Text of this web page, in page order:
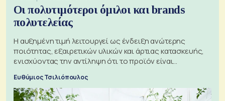
Οι πολυτιμότεροι όμιλοι και brands
πολυτελείας
Η αυξημένη τιμή λειτουργεί ως ένδειξη ανώτερης
ποιότητας, εξαιρετικών υλικών και άρτιας κατασκευής,
ενισχύοντας την αντίληψη ότι το προϊόν είναι
ξεχωριστό
Ευθύμιος Τσιλιόπουλος